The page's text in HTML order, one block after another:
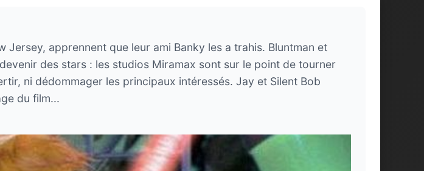
apprennent que leur ami Banky les a trahis. Bluntman et
des stars : les studios Miramax sont sur le point de tourner
ni dédommager les principaux intéressés. Jay et Silent Bob
du film...